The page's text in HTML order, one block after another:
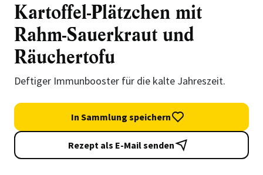
Kartoffel-Plätzchen mit
Rahm-Sauerkraut und
Räuchertofu
Deftiger Immunbooster für die kalte Jahreszeit.
In Sammlung speichern
Rezept als E-Mail senden